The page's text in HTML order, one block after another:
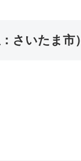
さいたま市）